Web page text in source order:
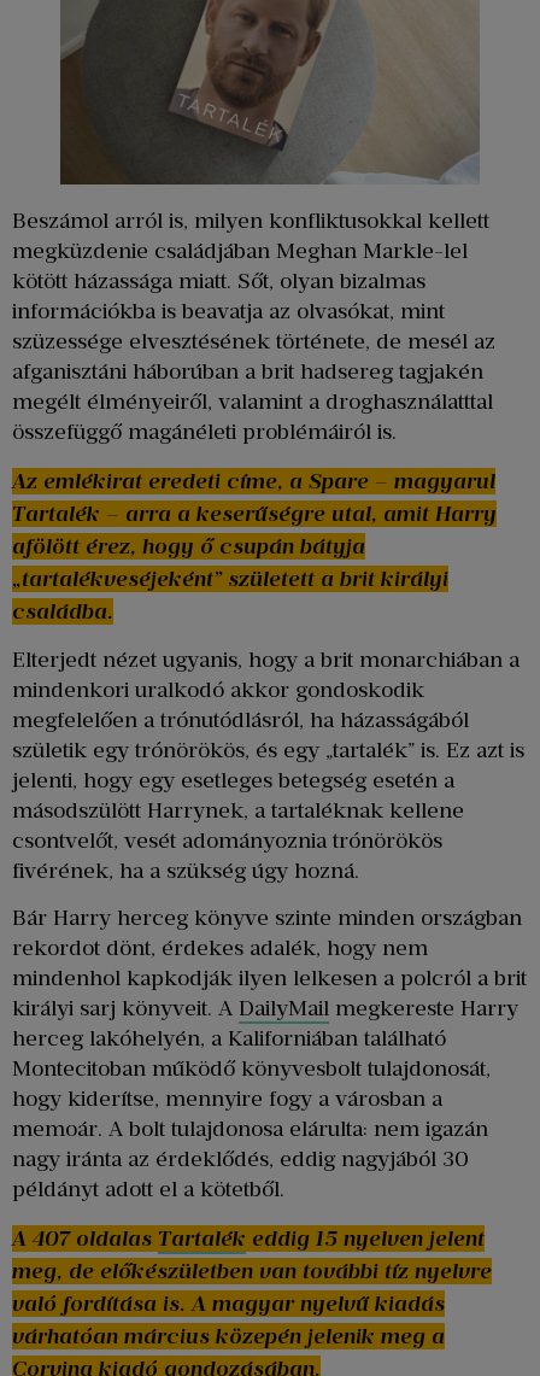
Beszámol arról is, milyen konfliktusokkal kellett
megküzdenie családjában Meghan Markle-lel
kötött házassága miatt. Sőt, olyan bizalmas
információkba is beavatja az olvasókat, mint
szüzessége elvesztésének története, de mesél az
afganisztáni háborúban a brit hadsereg tagjakén
megélt élményeiről, valamint a droghasználatttal
összefüggő magánéleti problémáiról is.
Az emlékirat eredeti címe, a Spare – magyarul
Tartalék – arra a keserűségre utal, amit Harry
afölött érez, hogy ő csupán bátyja
„tartalékveséjeként” született a brit királyi
családba.
Elterjedt nézet ugyanis, hogy a brit monarchiában a
mindenkori uralkodó akkor gondoskodik
megfelelően a trónutódlásról, ha házasságából
születik egy trónörökös, és egy „tartalék” is. Ez azt is
jelenti, hogy egy esetleges betegség esetén a
másodszülött Harrynek, a tartaléknak kellene
csontvelőt, vesét adományoznia trónörökös
fivérének, ha a szükség úgy hozná.
Bár Harry herceg könyve szinte minden országban
rekordot dönt, érdekes adalék, hogy nem
mindenhol kapkodják ilyen lelkesen a polcról a brit
királyi sarj könyveit. A DailyMail megkereste Harry
herceg lakóhelyén, a Kaliforniában található
Montecitoban működő könyvesbolt tulajdonosát,
hogy kiderítse, mennyire fogy a városban a
memoár. A bolt tulajdonosa elárulta: nem igazán
nagy iránta az érdeklődés, eddig nagyjából 30
példányt adott el a kötetből.
A 407 oldalas Tartalék eddig 15 nyelven jelent
meg, de előkészületben van további tíz nyelvre
való fordítása is. A magyar nyelvű kiadás
várhatóan március közepén jelenik meg a
Corvina kiadó gondozásában.